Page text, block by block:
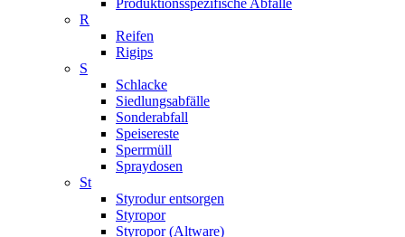
Produktionsspezifische Abfälle
R
Reifen
Rigips
S
Schlacke
Siedlungsabfälle
Sonderabfall
Speisereste
Sperrmüll
Spraydosen
St
Styrodur entsorgen
Styropor
Styropor (Altware)